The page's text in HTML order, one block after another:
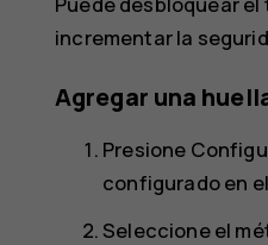
incrementar la
Agregar una
Presione
configurado en
Seleccione el